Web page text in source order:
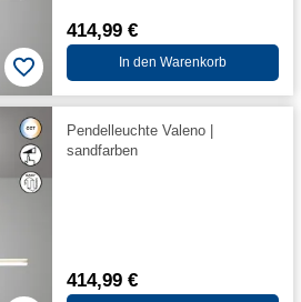
414,99 €
In den Warenkorb
Pendelleuchte Valeno |
sandfarben
414,99 €